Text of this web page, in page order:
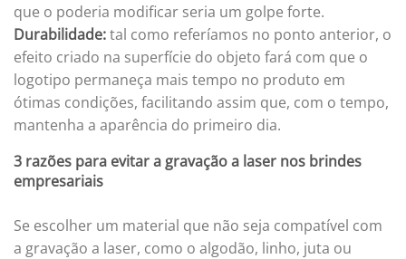
que o poderia modificar seria um golpe forte.
Durabilidade:tal como referíamos no ponto anterior, o
efeito criado na superfície do objeto fará com que o
logotipo permaneça mais tempo no produto em
ótimas condições, facilitando assim que, com o tempo,
mantenha a aparência do primeiro dia.
3 razões para evitar a gravação a laser nos brindes
empresariais
Se escolher um material que não seja compatível com
a gravação a laser, como o algodão, linho, juta ou